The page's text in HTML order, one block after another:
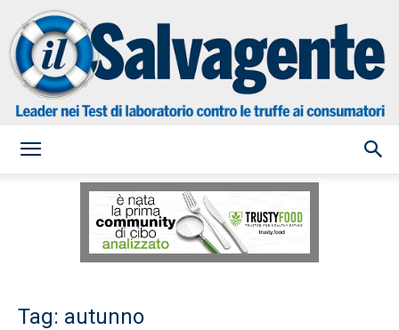
Salvagente
Tag: autunno